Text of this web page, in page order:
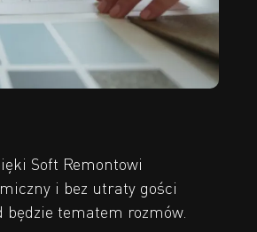
Soft Remontowi
i bez utraty gości
będzie tematem rozmów.